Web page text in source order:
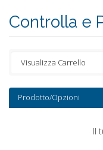
Controlla e
Prodotto/Opzioni
Il